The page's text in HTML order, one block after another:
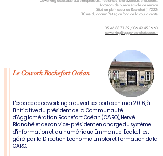
Locations de bureau et salle de réunion
Situé en plein coeur de Rochefort (17300)
10 rue du docteur Peltier, au fond de la cour à droite
05 46 88 71 39 / 06 49 45 16 63
coworking@agglo-rochefortocean.fr
Le Cowork Rochefort Océan
L'espace de coworking a ouvert ses portes en mai 2016, à
l'initiative du président de la Communauté
d'Agglomération Rochefort Océan (CARO), Hervé
Blanché et de son vice-président en charge du système
d'information et du numérique, Emmanuel Ecale. Il est
géré par la Direction Economie, Emploi et Formation de la
CARO.